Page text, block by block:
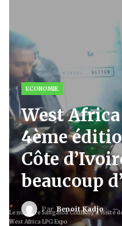
ECONOMIE
West
4ème
Côte
beaucoup
Par Benoit Kadjo
Le ministre Sangafoa Coulbaly a visité
West Africa LPG Expo